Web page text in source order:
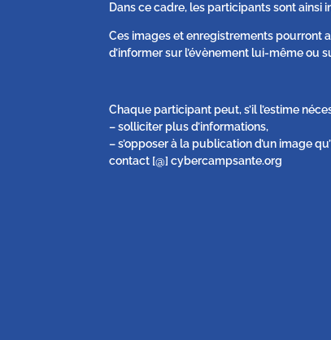
Dans ce cadre, les participants sont ainsi
Ces images et enregistrements pourront
d’informer sur l’évènement lui-même ou
Chaque participant peut, s’il l’estime
– solliciter plus d’informations,
– s’opposer à la publication d’un image
contact [@] cybercampsante.org